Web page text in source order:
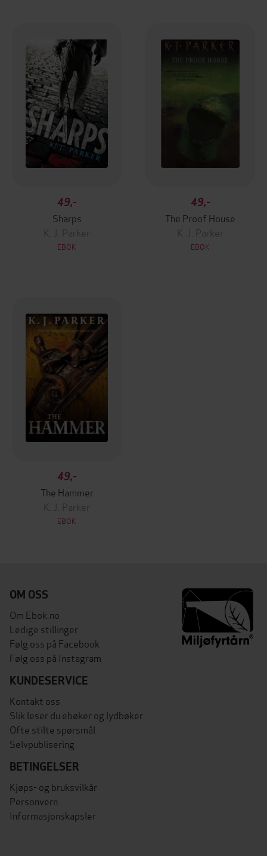
49,-
Sharps
K. J. Parker
EBOK
49,-
The Proof House
K. J. Parker
EBOK
49,-
The Hammer
K. J. Parker
EBOK
OM OSS
Om Ebok.no
Ledige stillinger
Følg oss på Facebook
Følg oss på Instagram
KUNDESERVICE
Kontakt oss
Slik leser du ebøker og lydbøker
Ofte stilte spørsmål
Selvpublisering
BETINGELSER
Kjøps- og bruksvilkår
Personvern
Informasjonskapsler